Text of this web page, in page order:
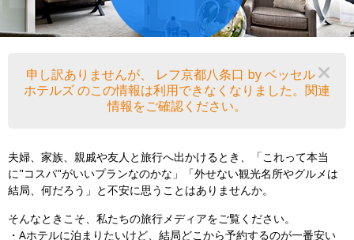
申し訳ありませんが、 レフ京都八条口 by ベッセル
ホテルズ のこの情報は利用できなくなりました。関連
情報をご確認ください。
夫婦、家族、親戚や友人と旅行へ出かけるとき、「これって本当
に"コスパ"がいいプランなのかな」「外せない観光名所やグルメは
結局、何だろう」と不安に思うことはありませんか。
そんなときこそ、私たちの旅行メディアをご覧ください。
・Aホテルに泊まりたいけど、結局どこから予約するのが一番安い